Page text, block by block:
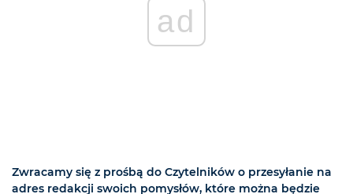
ad
Zwracamy się z prośbą do Czytelników o przesyłanie na
adres redakcji swoich pomysłów, które można będzie